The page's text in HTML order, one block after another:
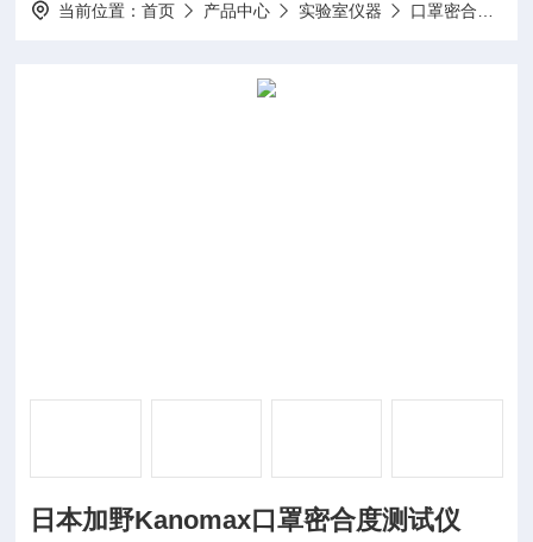
当前位置：首页 产品中心 实验室仪器 口罩密合度测试仪
日本加野Kanomax口罩密合度测试仪